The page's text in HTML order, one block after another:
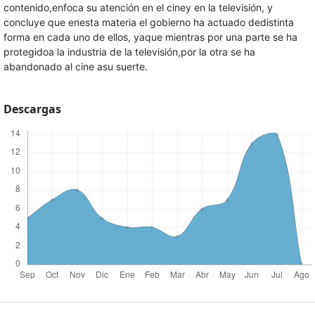
contenido,enfoca su atención en el ciney en la televisión, y
concluye que enesta materia el gobierno ha actuado dedistinta
forma en cada uno de ellos, yaque mientras por una parte se ha
protegidoa la industria de la televisión,por la otra se ha
abandonado al cine asu suerte.
Descargas